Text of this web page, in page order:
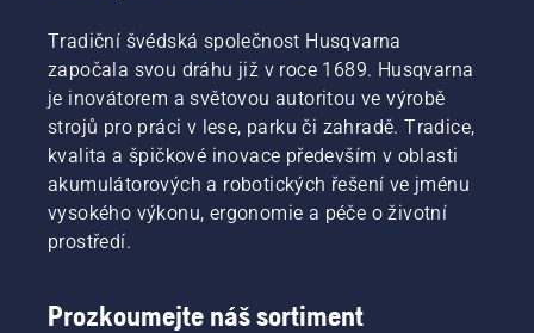
Tradiční švédská společnost Husqvarna
započala svou dráhu již v roce 1689. Husqvarna
je inovátorem a světovou autoritou ve výrobě
strojů pro práci v lese, parku či zahradě. Tradice,
kvalita a špičkové inovace především v oblasti
akumulátorových a robotických řešení ve jménu
vysokého výkonu, ergonomie a péče o životní
prostředí.
Prozkoumejte náš sortiment